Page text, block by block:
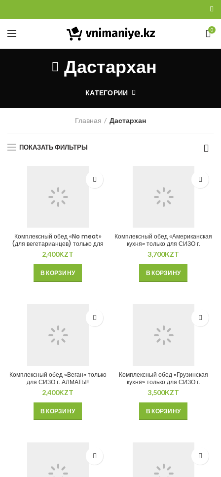
0
Дастархан
КАТЕГОРИИ
Главная Дастархан
ПОКАЗАТЬ ФИЛЬТРЫ
Комплексный обед «No meat»
(для вегетарианцев) только для
СИЗО г. АЛМАТЫ!
2,400KZT
В КОРЗИНУ
Комплексный обед «Американская
кухня» только для СИЗО г.
АЛМАТЫ!
3,700KZT
В КОРЗИНУ
Комплексный обед «Веган» только
для СИЗО г. АЛМАТЫ!
2,400KZT
В КОРЗИНУ
Комплексный обед «Грузинская
кухня» только для СИЗО г.
АЛМАТЫ!
3,500KZT
В КОРЗИНУ